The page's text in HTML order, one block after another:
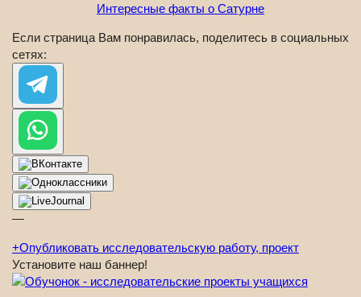
Интересные факты о Сатурне
Если страница Вам понравилась, поделитесь в социальных
сетях:
—
+Опубликовать исследовательскую работу, проект
Установите наш баннер!